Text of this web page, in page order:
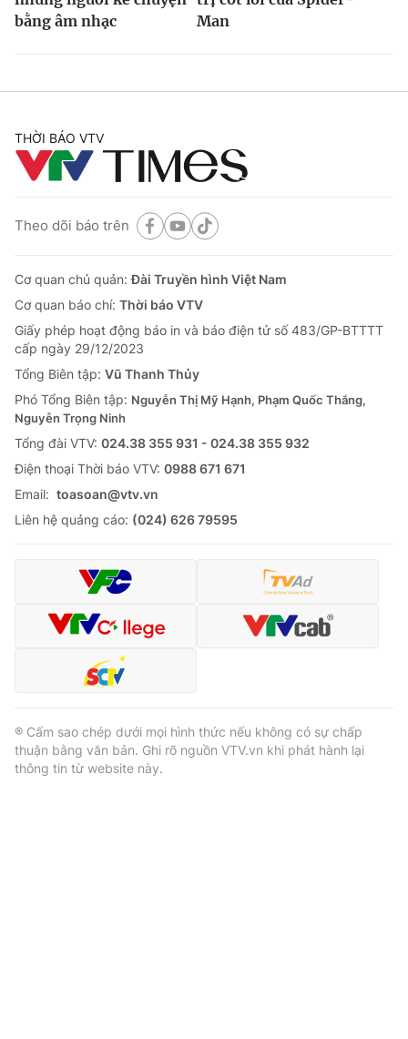
bằng âm nhạc
Man
THỜI BÁO VTV
Theo dõi báo trên
Cơ quan chủ quản:Đài Truyền hình Việt Nam
Cơ quan báo chí: Thời báo VTV
Giấy phép hoạt động báo in và báo điện tử số 483/GP-BTTTT
cấp ngày 29/12/2023
Tổng Biên tập: Vũ Thanh Thủy
Phó Tổng Biên tập: Nguyễn Thị Mỹ Hạnh, Phạm Quốc Thắng,
Nguyễn Trọng Ninh
Tổng đài VTV: 024.38 355 931 - 024.38 355 932
Ðiện thoại Thời báo VTV: 0988 671 671
Email: toasoan@vtv.vn
Liên hệ quảng cáo: (024) 626 79595
® Cấm sao chép dưới mọi hình thức nếu không có sự chấp
thuận bằng văn bản. Ghi rõ nguồn VTV.vn khi phát hành lại
thông tin từ website này.